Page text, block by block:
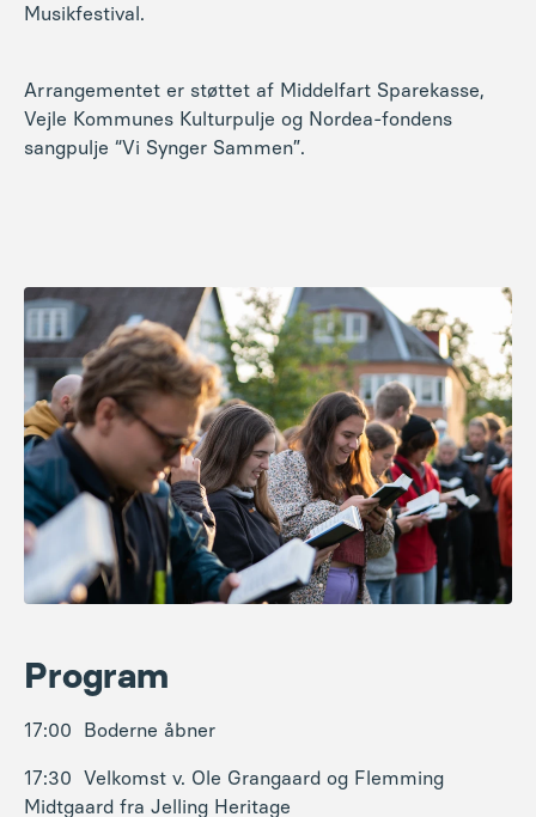
Musikfestival.
Arrangementet er støttet af Middelfart Sparekasse,
Vejle Kommunes Kulturpulje og Nordea-fondens
sangpulje “Vi Synger Sammen”.
Program
17:00 Boderne åbner
17:30 Velkomst v. Ole Grangaard og Flemming
Midtgaard fra Jelling Heritage